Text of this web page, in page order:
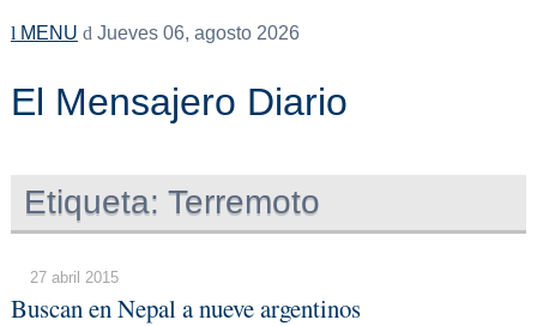
MENU Jueves 06, agosto 2026
El Mensajero Diario
Etiqueta: Terremoto
27 abril 2015
Buscan en Nepal a nueve argentinos